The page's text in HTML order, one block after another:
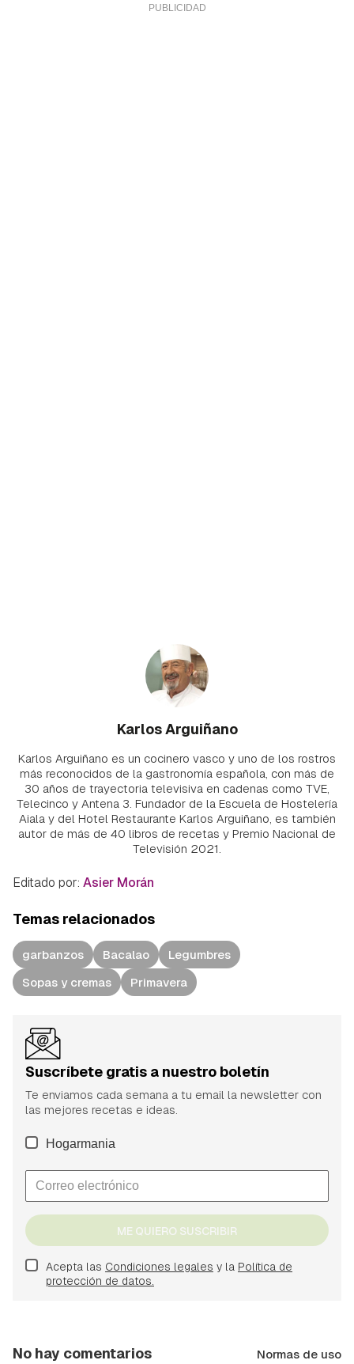
Karlos Arguiñano
Karlos Arguiñano es un cocinero vasco y uno de los rostros
más reconocidos de la gastronomía española, con más de
30 años de trayectoria televisiva en cadenas como TVE,
Telecinco y Antena 3. Fundador de la Escuela de Hostelería
Aiala y del Hotel Restaurante Karlos Arguiñano, es también
autor de más de 40 libros de recetas y Premio Nacional de
Televisión 2021.
Editado por: Asier Morán
Temas relacionados
garbanzos Bacalao
Legumbres
Sopas y cremas
Primavera
Suscríbete gratis a nuestro boletín
Te enviamos cada semana a tu email la newsletter con
las mejores recetas e ideas.
Hogarmania
ME QUIERO SUSCRIBIR
Acepta las Condiciones legales y la Política de
protección de datos.
No hay comentarios Normas de uso